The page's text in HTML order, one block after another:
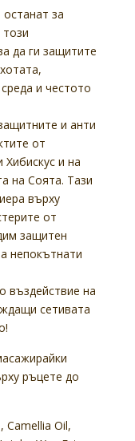
за
да ги защитите
и честото
и анти
от
и на
на Соята. Тази
върху
от
защитен
непокътнати
въздействие на
сетивата
ръцете до
Camellia Oil,